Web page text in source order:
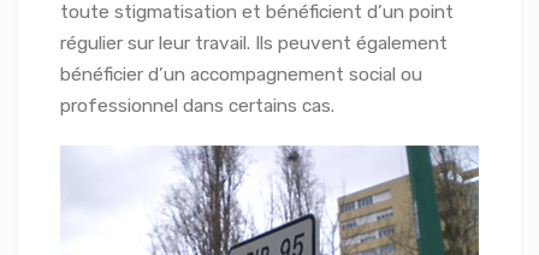
toute stigmatisation et bénéficient d’un point
régulier sur leur travail. Ils peuvent également
bénéficier d’un accompagnement social ou
professionnel dans certains cas.